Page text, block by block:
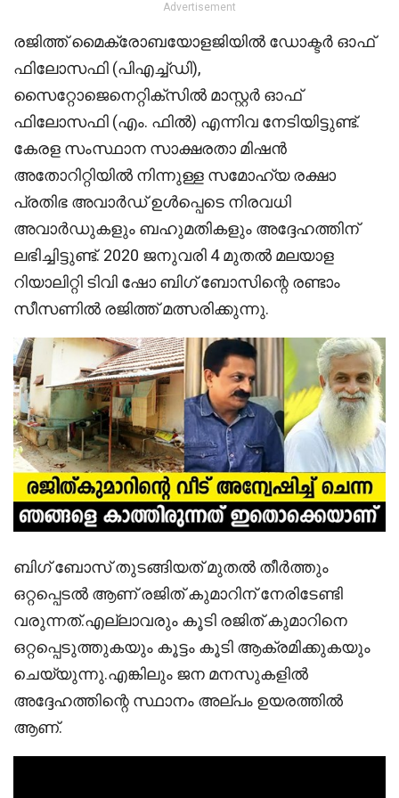
Advertisement
രജിത്ത് മൈക്രോബയോളജിയിൽ ഡോക്ടർ ഓഫ്
ഫിലോസഫി (പിഎച്ച്ഡി),
സൈറ്റോജെനെറ്റിക്സിൽ മാസ്റ്റർ ഓഫ്
ഫിലോസഫി (എം. ഫിൽ) എന്നിവ നേടിയിട്ടുണ്ട്.
കേരള സംസ്ഥാന സാക്ഷരതാ മിഷൻ
അതോറിറ്റിയിൽ നിന്നുള്ള സമോഹ്യ രക്ഷാ
പ്രതിഭ അവാർഡ് ഉൾപ്പെടെ നിരവധി
അവാർഡുകളും ബഹുമതികളും അദ്ദേഹത്തിന്
ലഭിച്ചിട്ടുണ്ട്. 2020 ജനുവരി 4 മുതൽ മലയാള
റിയാലിറ്റി ടിവി ഷോ ബിഗ് ബോസിന്റെ രണ്ടാം
സീസണിൽ രജിത്ത് മത്സരിക്കുന്നു.
ബിഗ് ബോസ് തുടങ്ങിയത് മുതൽ തീർത്തും
ഒറ്റപ്പെടൽ ആണ് രജിത് കുമാറിന് നേരിടേണ്ടി
വരുന്നത്.എല്ലാവരും കൂടി രജിത് കുമാറിനെ
ഒറ്റപ്പെടുത്തുകയും കൂട്ടം കൂടി ആക്രമിക്കുകയും
ചെയ്യുന്നു.എങ്കിലും ജന മനസുകളിൽ
അദ്ദേഹത്തിന്റെ സ്ഥാനം അല്പം ഉയരത്തിൽ
ആണ്.